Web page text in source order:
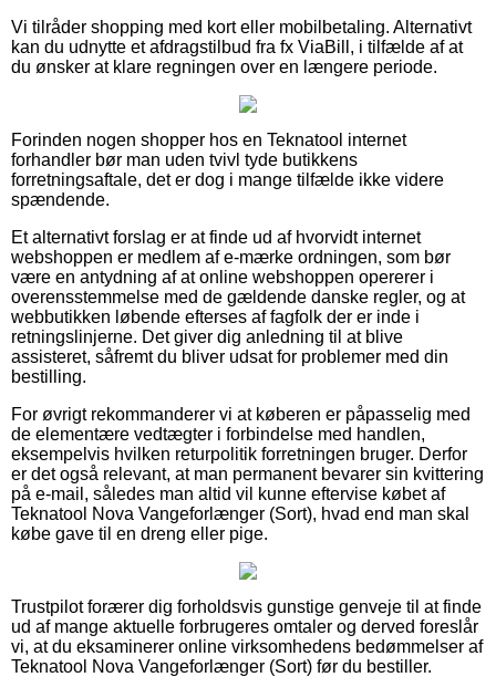
Vi tilråder shopping med kort eller mobilbetaling. Alternativt
kan du udnytte et afdragstilbud fra fx ViaBill, i tilfælde af at
du ønsker at klare regningen over en længere periode.
Forinden nogen shopper hos en Teknatool internet
forhandler bør man uden tvivl tyde butikkens
forretningsaftale, det er dog i mange tilfælde ikke videre
spændende.
Et alternativt forslag er at finde ud af hvorvidt internet
webshoppen er medlem af e-mærke ordningen, som bør
være en antydning af at online webshoppen opererer i
overensstemmelse med de gældende danske regler, og at
webbutikken løbende efterses af fagfolk der er inde i
retningslinjerne. Det giver dig anledning til at blive
assisteret, såfremt du bliver udsat for problemer med din
bestilling.
For øvrigt rekommanderer vi at køberen er påpasselig med
de elementære vedtægter i forbindelse med handlen,
eksempelvis hvilken returpolitik forretningen bruger. Derfor
er det også relevant, at man permanent bevarer sin kvittering
på e-mail, således man altid vil kunne eftervise købet af
Teknatool Nova Vangeforlænger (Sort), hvad end man skal
købe gave til en dreng eller pige.
Trustpilot forærer dig forholdsvis gunstige genveje til at finde
ud af mange aktuelle forbrugeres omtaler og derved foreslår
vi, at du eksaminerer online virksomhedens bedømmelser af
Teknatool Nova Vangeforlænger (Sort) før du bestiller.